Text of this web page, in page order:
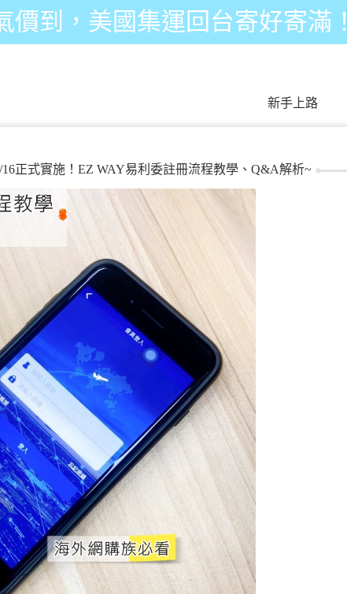
價到，美國集運回台寄好寄滿！
新手上路
正式實施！EZ WAY易利委註冊流程教學、Q&A解析~